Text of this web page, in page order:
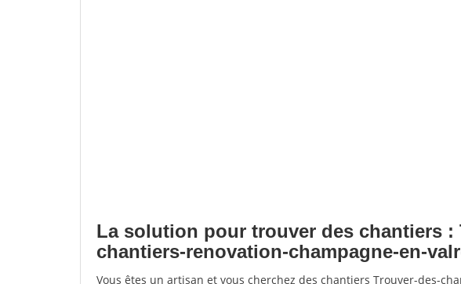
La solution pour trouver des chantiers :
chantiers-renovation-champagne-en-
Vous êtes un artisan et vous cherchez des chantiers Trouver-des-